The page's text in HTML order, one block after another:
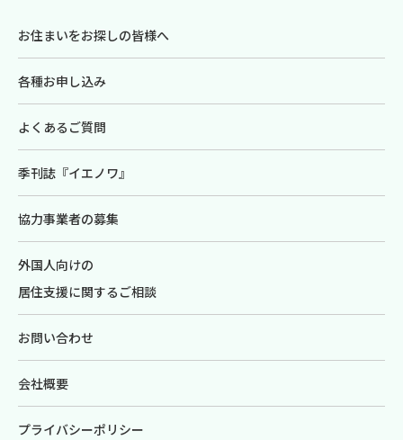
お住まいをお探しの皆様へ
各種お申し込み
よくあるご質問
季刊誌『イエノワ』
協力事業者の募集
外国人向けの
居住支援に関するご相談
お問い合わせ
会社概要
プライバシーポリシー